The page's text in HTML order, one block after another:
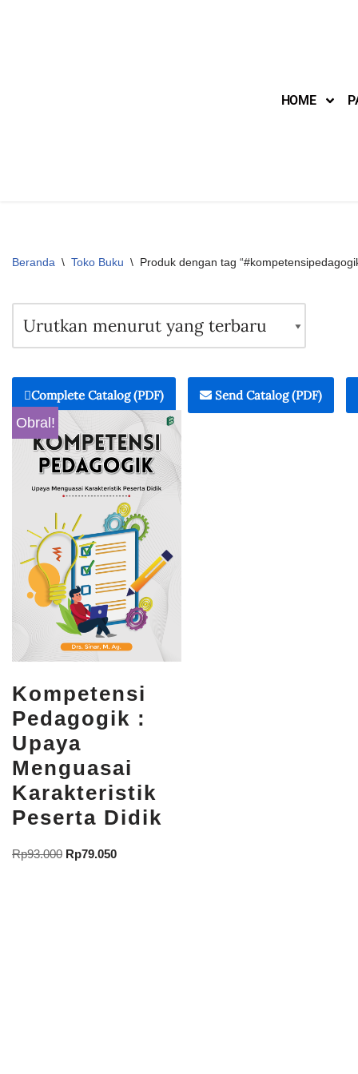
HOME
Beranda \ Toko Buku \ Produk dengan tag
Complete Catalog (PDF) Send Catalog (PDF)
Obral!
Kompetensi
Pedagogik :
Upaya
Menguasai
Karakteristik
Peserta Didik
Rp93.000 Rp79.050